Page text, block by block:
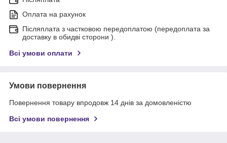
Оплата на рахунок
Післяплата з частковою передоплатою (передоплата за
доставку в обидві сторони ).
Всі умови оплати
Умови повернення
Повернення товару впродовж 14 днів за домовленістю
Всі умови повернення